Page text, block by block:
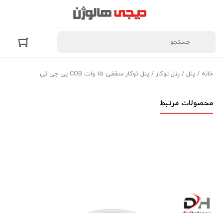
خانه / پنل / پنل توکار / پنل توکار سقفی 15 وات COB پی جی تی
محصولات مرتبط